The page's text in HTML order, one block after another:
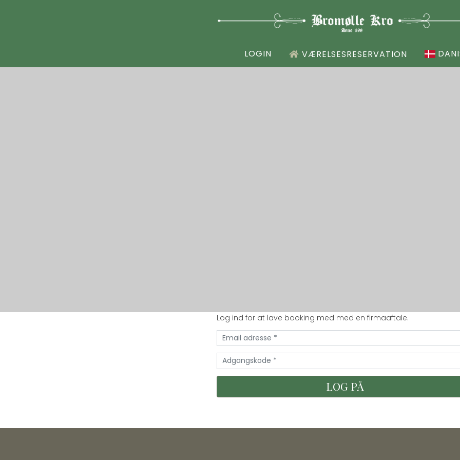
LOGIN VÆRELSESRESERVATION
Log ind for at lave booking med med en firmaaftale.
Login Form
LOG PÅ